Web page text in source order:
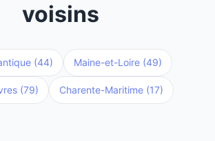
voisins
(44) Maine-et-Loire (49)
(79) Charente-Maritime (17)